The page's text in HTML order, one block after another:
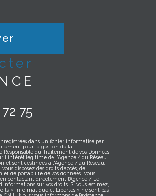
75
dans un fichier informatisé par
pour la gestion de la
du Traitement de vos Données
l'intérêt légitime de l'Agence / du Réseau.
et sont destinées à l'Agence / au Réseau.
disposez des droits d’accès, de
et de portabilité de vos données. Vous
contactant directement l’Agence / Le
sur vos droits. Si vous estimez,
« Informatique et Libertés » ne sont pas